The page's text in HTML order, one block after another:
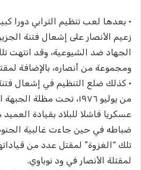
• بعدها لعب تنظيم الترابي دورا
الجهاد ضد الشيوعية، وقد انتهت
ومجموعة من أنصاره، بالإضافة
• كذلك ضلع التنظيم في إشعال
من يوليو ١٩٧٦، تحت مظلة
عسكريا فاشلا للبلاد بقيادة
ضباطه في حين جاءت غالبية
تلك “الغزوة” لمقتل عدد من
لمقتلة الأنصار في ود نوباوي.